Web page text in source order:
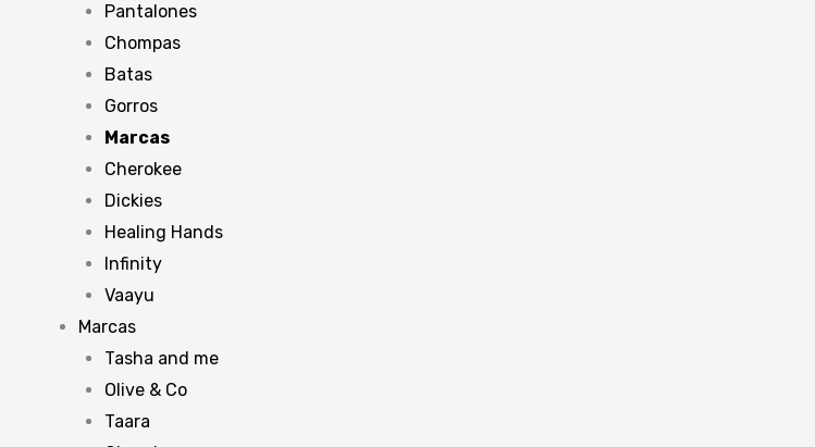
Pantalones
Chompas
Batas
Gorros
Marcas
Cherokee
Dickies
Healing Hands
Infinity
Vaayu
Marcas
Tasha and me
Olive & Co
Taara